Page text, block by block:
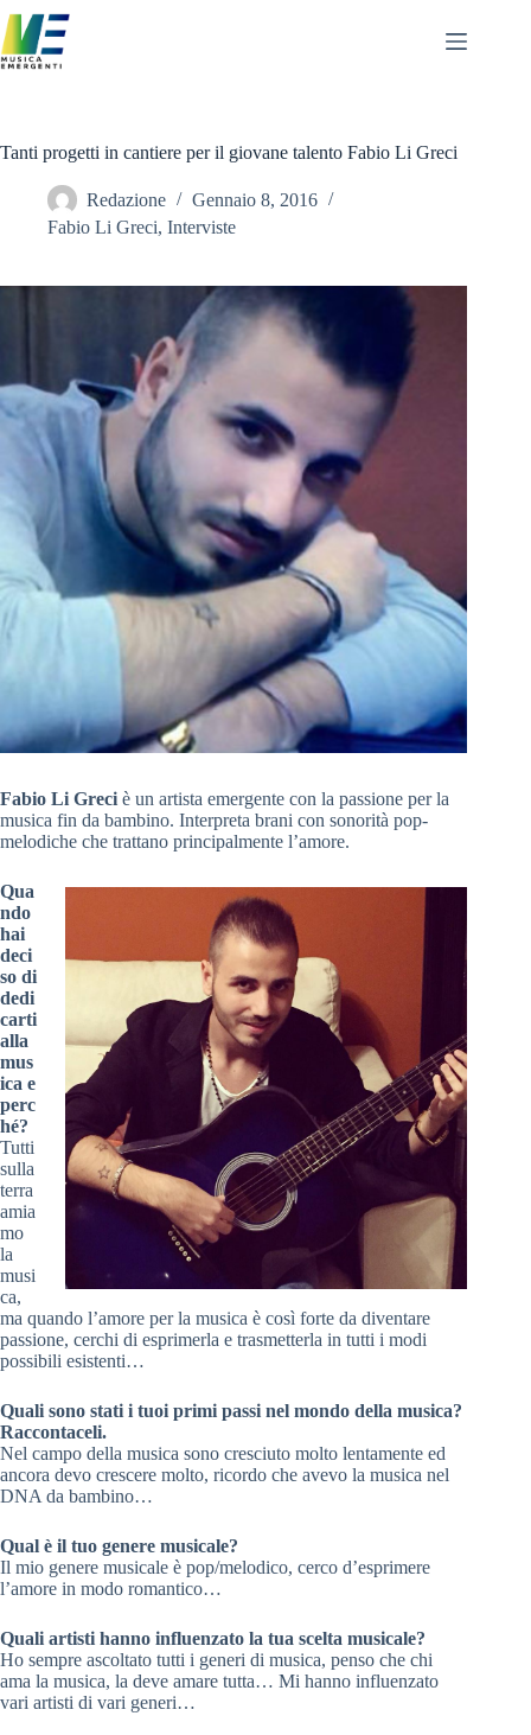
al
contenuto
Tanti progetti in cantiere per il giovane talento Fabio Li Greci
Redazione
Gennaio 8, 2016
Fabio Li Greci, Interviste
Fabio Li Greci è un artista emergente con la passione per la
musica fin da bambino. Interpreta brani con sonorità pop-
melodiche che trattano principalmente l’amore.
Qua
ndo
hai
deci
so di
dedi
carti
alla
mus
ica e
perc
hé?
Tutti
sulla
terra
amia
mo
la
musi
ca,
ma quando l’amore per la musica è così forte da diventare
passione, cerchi di esprimerla e trasmetterla in tutti i modi
possibili esistenti…
Quali sono stati i tuoi primi passi nel mondo della musica?
Raccontaceli.
Nel campo della musica sono cresciuto molto lentamente ed
ancora devo crescere molto, ricordo che avevo la musica nel
DNA da bambino…
Qual è il tuo genere musicale?
Il mio genere musicale è pop/melodico, cerco d’esprimere
l’amore in modo romantico…
Quali artisti hanno influenzato la tua scelta musicale?
Ho sempre ascoltato tutti i generi di musica, penso che chi
ama la musica, la deve amare tutta… Mi hanno influenzato
vari artisti di vari generi…